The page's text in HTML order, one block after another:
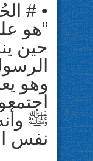
• #
“هو
حين
وهو
ﷺ
نفس